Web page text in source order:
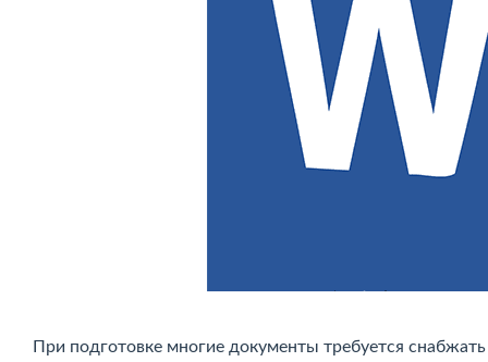
При подготовке многие документы требуется